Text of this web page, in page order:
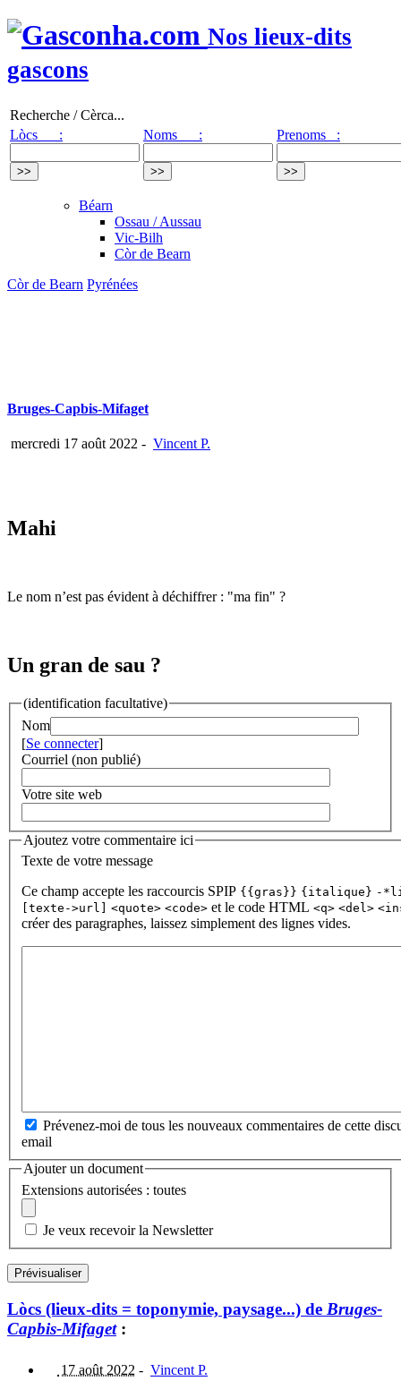
Nos lieux-dits
gascons
Recherche / Cèrca...
Lòcs :
Noms : Prenoms :
Béarn
Ossau / Aussau
Vic-Bilh
Còr de Bearn
Còr de Bearn Pyrénées
Bruges-Capbis-Mifaget
mercredi 17 août 2022 - Vincent P.
Mahi
Le nom n’est pas évident à déchiffrer : "ma fin" ?
Un gran de sau ?
(identification facultative)
Nom
[Se connecter]
Courriel (non publié)
Votre site web
Ajoutez votre commentaire ici
Texte de votre message
Ce champ accepte les raccourcis SPIP {{gras}} {italique} -
[texte->url]
<quote> <code> et le code HTML <q> <del>
créer des paragraphes, laissez simplement des lignes vides.
Prévenez-moi de tous les nouveaux commentaires de cette
email
Ajouter un document
Extensions autorisées : toutes
Je veux recevoir la Newsletter
Lòcs (lieux-dits = toponymie, paysage...) de Bruges-
Capbis-Mifaget:
17 août 2022 - Vincent P.